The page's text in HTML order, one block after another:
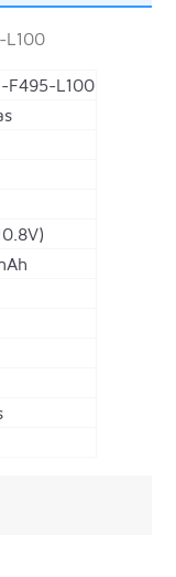
L100
F495-L100